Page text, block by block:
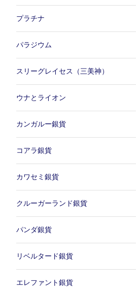
プラチナ
パラジウム
スリーグレイセス（三美神）
ウナとライオン
カンガルー銀貨
コアラ銀貨
カワセミ銀貨
クルーガーランド銀貨
パンダ銀貨
リベルタード銀貨
エレファント銀貨